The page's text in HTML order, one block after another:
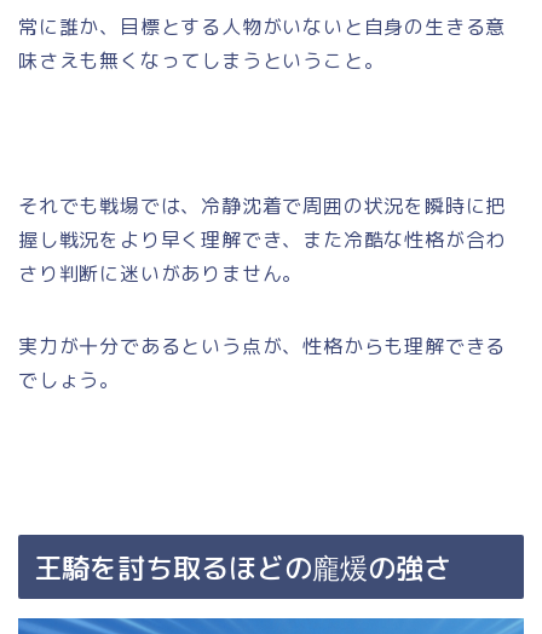
常に誰か、目標とする人物がいないと自身の生きる意
味さえも無くなってしまうということ。
それでも戦場では、冷静沈着で周囲の状況を瞬時に把
握し戦況をより早く理解でき、また冷酷な性格が合わ
さり判断に迷いがありません。
実力が十分であるという点が、性格からも理解できる
でしょう。
王騎を討ち取るほどの龐煖の強さ